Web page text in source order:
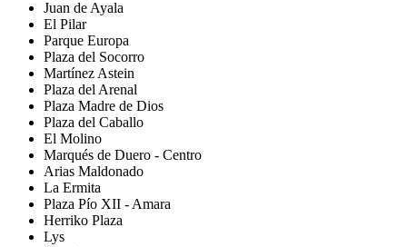
Juan de Ayala
El Pilar
Parque Europa
Plaza del Socorro
Martínez Astein
Plaza del Arenal
Plaza Madre de Dios
Plaza del Caballo
El Molino
Marqués de Duero - Centro
Arias Maldonado
La Ermita
Plaza Pío XII - Amara
Herriko Plaza
Lys